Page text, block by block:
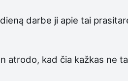
darbe ji apie tai
atrodo, kad čia kažkas ne